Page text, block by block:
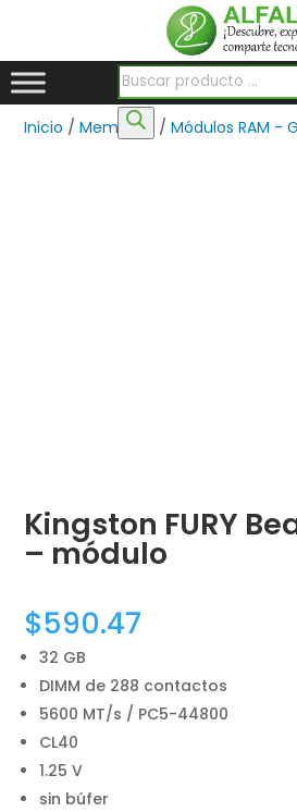
Búsqueda de productos
Inicio /Memorias /Módulos RAM -
Kingston FURY
– módulo
$590.47
32 GB
DIMM de 288 contactos
5600 MT/s / PC5-44800
CL40
1.25 V
sin búfer